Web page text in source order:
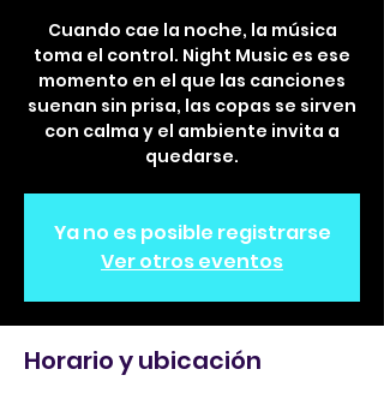
Cuando cae la noche, la música
toma el control. Night Music es ese
momento en el que las canciones
suenan sin prisa, las copas se sirven
con calma y el ambiente invita a
quedarse.
Ya no es posible registrarse
Ver otros eventos
Horario y ubicación